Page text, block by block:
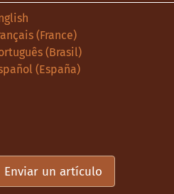
(France)
(Brasil)
(España)
Enviar un artículo